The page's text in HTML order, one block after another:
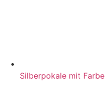
Silberpokale mit Farbe